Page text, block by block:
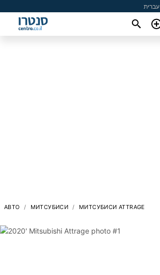
עברית
АВТО МИТСУБИСИ МИТСУБИСИ ATTRAGE